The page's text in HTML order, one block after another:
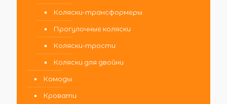
Коляски-трансформеры
Прогулочные коляски
Коляски-трости
Коляски для двойни
Комоды
Кровати